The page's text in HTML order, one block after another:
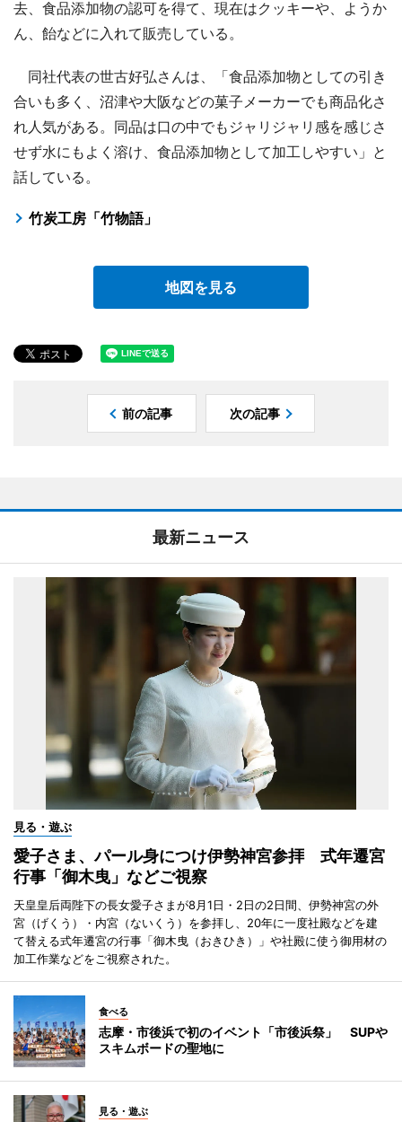
去、食品添加物の認可を得て、現在はクッキーや、ようか
ん、飴などに入れて販売している。
同社代表の世古好弘さんは、「食品添加物としての引き
合いも多く、沼津や大阪などの菓子メーカーでも商品化さ
れ人気がある。同品は口の中でもジャリジャリ感を感じさ
せず水にもよく溶け、食品添加物として加工しやすい」と
話している。
竹炭工房「竹物語」
地図を見る
前の記事 次の記事
最新ニュース
見る・遊ぶ
愛子さま、パール身につけ伊勢神宮参拝 式年遷宮
行事「御木曳」などご視察
天皇皇后両陛下の長女愛子さまが8月1日・2日の2日間、伊勢神宮の外
宮（げくう）・内宮（ないくう）を参拝し、20年に一度社殿などを建
て替える式年遷宮の行事「御木曳（おきひき）」や社殿に使う御用材の
加工作業などをご視察された。
食べる
志摩・市後浜で初のイベント「市後浜祭」 SUPや
スキムボードの聖地に
見る・遊ぶ